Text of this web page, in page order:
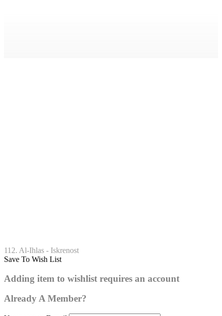
Ajet 2:112 Al-Ihlas – Iskrenost
0
112. Al-Ihlas - Iskrenost
Save To Wish List
Adding item to wishlist requires an account
Already A Member?